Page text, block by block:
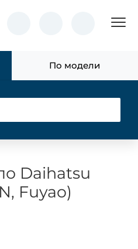
По модели
Daihatsu
Fuyao)